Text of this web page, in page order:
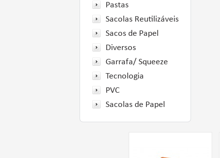
Pastas
Sacolas Reutilizáveis
Sacos de Papel
Diversos
Garrafa/ Squeeze
Tecnologia
PVC
Sacolas de Papel